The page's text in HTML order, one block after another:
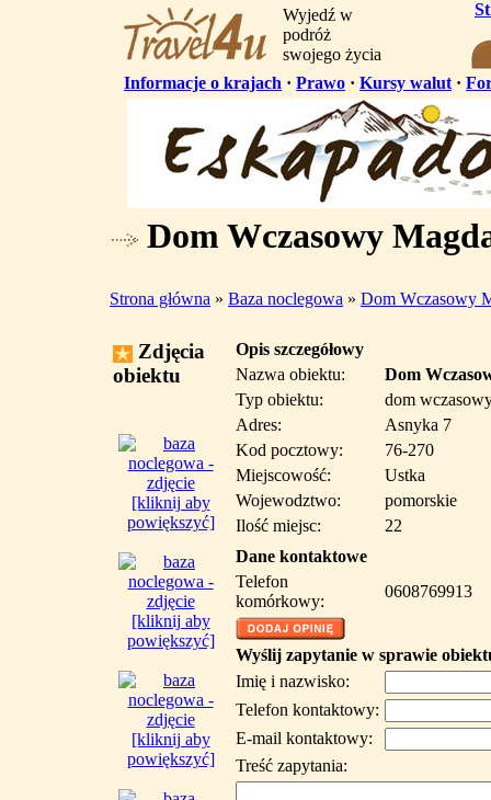
Wyjedź w
podróż
swojego życia
Informacje o krajach · Prawo · Kursy walut ·
Dom Wczasowy
Strona główna » Baza noclegowa » Dom Wczasowy
Zdjęcia
obiektu
[kliknij aby
powiększyć]
[kliknij aby
powiększyć]
[kliknij aby
powiększyć]
Opis szczegółowy
Nazwa obiektu:
Dom
Typ obiektu:
dom
Adres:
Asnyka 7
Kod pocztowy:
76-270
Miejscowość:
Ustka
Wojewodztwo:
pomorskie
Ilość miejsc:
22
Dane kontaktowe
Telefon
komórkowy:
0608769913
Wyślij zapytanie w sprawie
Imię i nazwisko:
Telefon kontaktowy:
E-mail kontaktowy:
Treść zapytania: